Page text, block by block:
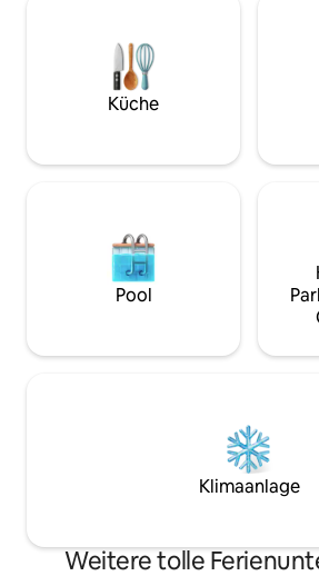
Bohnenkaffeemaschine und genieße
den Komfort von Klimaanlage und
Heizung in der gesamten Unterkunft.
Schlafplätze für 6 Personen. Ideal für
Highspeed-Internetzugang,
Küche
Pool
Klimaanlage
Weitere tolle